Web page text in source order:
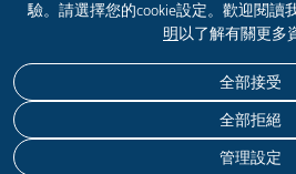
驗。請選擇您的cookie設定。歡迎閱讀
明 以了解有關更多
管理設定
全部拒絕
全部接受
版權 © 2026 太古股份有限公司。本公司
免責聲明私隱政策COOKIE政策無障礙瀏